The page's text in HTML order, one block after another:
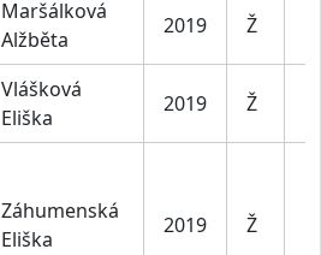
Maršálková
Alžběta
2019 Ž
Vlášková
Eliška
2019 Ž
Záhumenská
Eliška
2019 Ž